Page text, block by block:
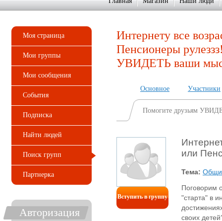
Интернету все
Пенсионеры
УВИДЕТЬ ваши
Основное Участники
Помогите друзьям
Вступить в группу
или
Тема:
Поговорим
"старта" в
своих
Моя страница
Мои группы
Мои сообщения
События
Подписка
Найти людей
Поиск групп
Партнерка
Авторизация